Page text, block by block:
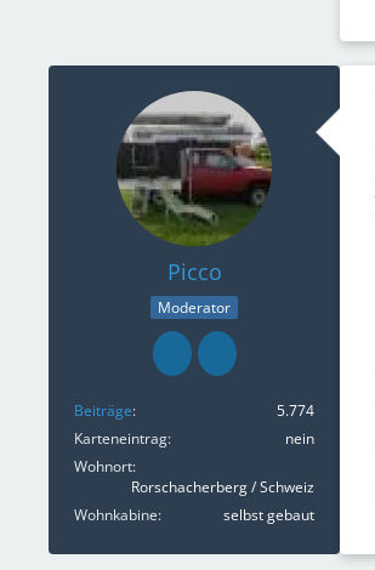
Picco
Moderator
Beiträge
5.774
Karteneintrag
nein
Wohnort
Rorschacherberg / Schweiz
Wohnkabine
selbst gebaut